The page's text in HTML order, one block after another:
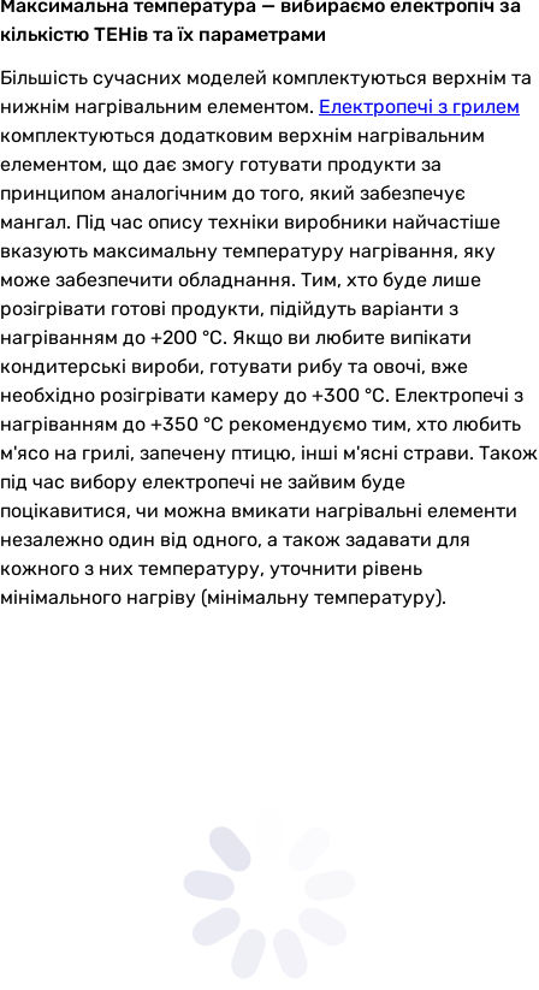
Максимальна температура — вибираємо електропіч за
кількістю ТЕНів та їх параметрами
Більшість сучасних моделей комплектуються верхнім та
нижнім нагрівальним елементом. Електропечі з грилем
комплектуються додатковим верхнім нагрівальним
елементом, що дає змогу готувати продукти за
принципом аналогічним до того, який забезпечує
мангал. Під час опису техніки виробники найчастіше
вказують максимальну температуру нагрівання, яку
може забезпечити обладнання. Тим, хто буде лише
розігрівати готові продукти, підійдуть варіанти з
нагріванням до +200 °C. Якщо ви любите випікати
кондитерські вироби, готувати рибу та овочі, вже
необхідно розігрівати камеру до +300 °C. Електропечі з
нагріванням до +350 °C рекомендуємо тим, хто любить
м'ясо на грилі, запечену птицю, інші м'ясні страви. Також
під час вибору електропечі не зайвим буде
поцікавитися, чи можна вмикати нагрівальні елементи
незалежно один від одного, а також задавати для
кожного з них температуру, уточнити рівень
мінімального нагріву (мінімальну температуру).